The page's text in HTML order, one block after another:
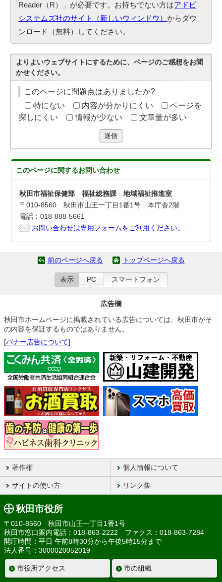
Reader（R）」が必要です。お持ちでない方はアドビ
システムズ社のサイト（新しいウィンドウ）からダウ
ンロード（無料）してください。
よりよいウェブサイトにするために、ページのご感想をお聞
かせください。
このページに問題点はありましたか?
特にない
内容が分かりにくい
ページを
探しにくい
情報が少ない 文章量が多い
送信
このページに関するお問い合わせ
秋田市福祉保健部 福祉総務課 地域福祉推進室
〒010-8560 秋田市山王一丁目1番1号 本庁舎2階
電話：018-888-5661
お問い合わせは専用フォームをご利用ください。
前のページへ戻る トップページへ戻る
表示 PC スマートフォン
広告欄
秋田市ホームページに掲載されている広告については、秋田市がそ
の内容を保証するものではありません。
[バナー広告について]
著作権 個人情報について
サイトの使い方 リンク集
秋田市役所
〒010-8560 秋田市山王一丁目1番1号
秋田市窓口案内電話：018-863-2222 ファクス：018-863-7284
開庁時間：平日 午前8時30分から午後5時15分まで
法人番号：3000020052019
市役所アクセス 市の組織